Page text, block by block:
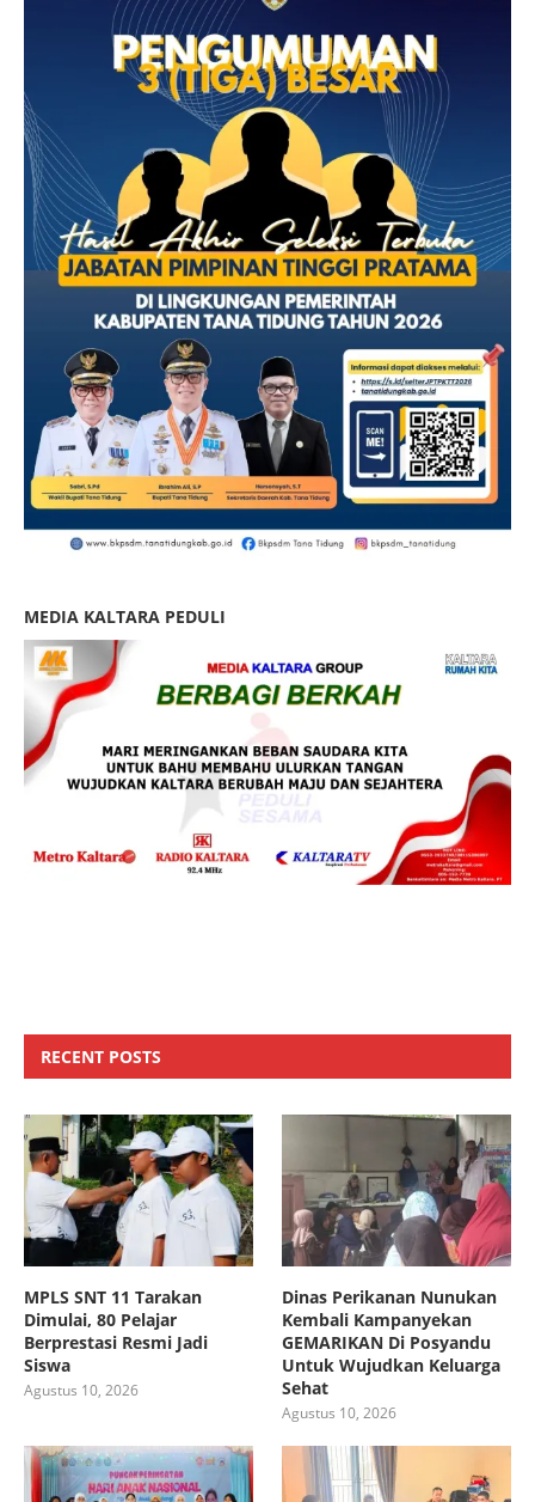
MEDIA KALTARA PEDULI
RECENT POSTS
MPLS SNT 11 Tarakan
Dimulai, 80 Pelajar
Berprestasi Resmi Jadi
Siswa
Agustus 10, 2026
Dinas Perikanan Nunukan
Kembali Kampanyekan
GEMARIKAN Di Posyandu
Untuk Wujudkan Keluarga
Sehat
Agustus 10, 2026